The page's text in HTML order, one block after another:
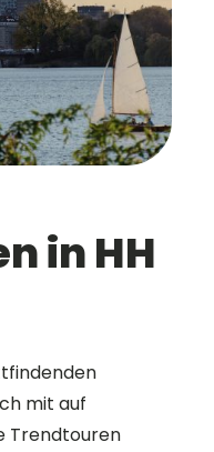
in HH
mit auf
Trendtouren